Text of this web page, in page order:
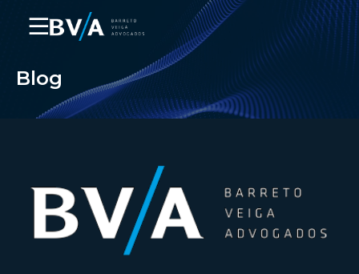
☰
Blog